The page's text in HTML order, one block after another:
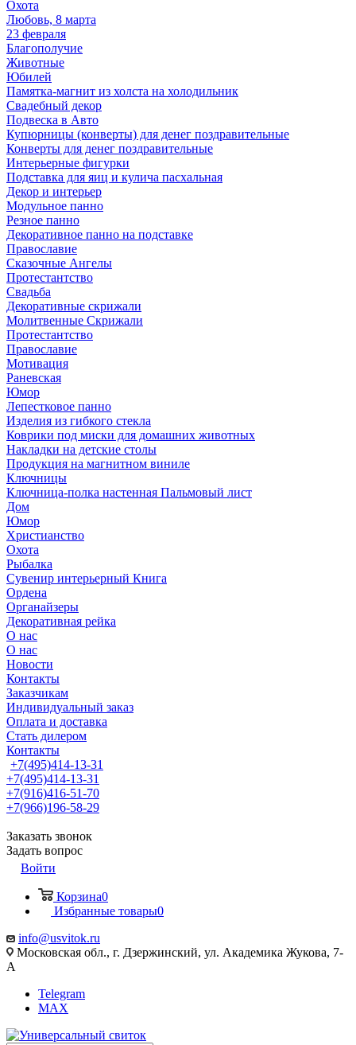
Охота
Любовь, 8 марта
23 февраля
Благополучие
Животные
Юбилей
Памятка-магнит из холста на холодильник
Свадебный декор
Подвеска в Авто
Купюрницы (конверты) для денег поздравительные
Конверты для денег поздравительные
Интерьерные фигурки
Подставка для яиц и кулича пасхальная
Декор и интерьер
Модульное панно
Резное панно
Декоративное панно на подставке
Православие
Сказочные Ангелы
Протестантство
Свадьба
Декоративные скрижали
Молитвенные Скрижали
Протестантство
Православие
Мотивация
Раневская
Юмор
Лепестковое панно
Изделия из гибкого стекла
Коврики под миски для домашних животных
Накладки на детские столы
Продукция на магнитном виниле
Ключницы
Ключница-полка настенная Пальмовый лист
Дом
Юмор
Христианство
Охота
Рыбалка
Сувенир интерьерный Книга
Ордена
Органайзеры
Декоративная рейка
О нас
О нас
Новости
Контакты
Заказчикам
Индивидуальный заказ
Оплата и доставка
Стать дилером
Контакты
+7(495)414-13-31
+7(495)414-13-31
+7(916)416-51-70
+7(966)196-58-29
Заказать звонок
Задать вопрос
Войти
Корзина0
Избранные товары0
info@usvitok.ru
Московская обл., г. Дзержинский, ул. Академика Жукова, 7-
А
Telegram
MAX